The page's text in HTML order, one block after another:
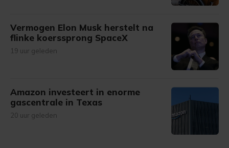
Vermogen Elon Musk herstelt na
flinke koerssprong SpaceX
19 uur geleden
Amazon investeert in enorme
gascentrale in Texas
20 uur geleden